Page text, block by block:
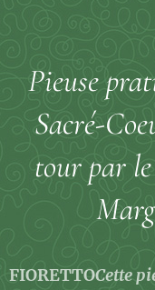
Pieuse
Sacré-
tour par
FIORETTOCette